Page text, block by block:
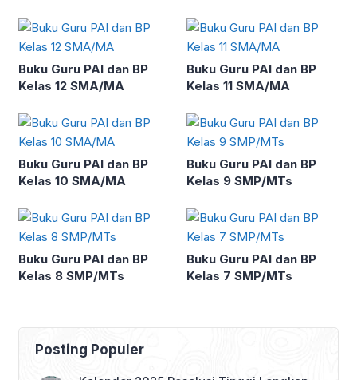
Buku Guru PAI dan BP
Kelas 12 SMA/MA
Buku Guru PAI dan BP
Kelas 11 SMA/MA
Buku Guru PAI dan BP
Kelas 10 SMA/MA
Buku Guru PAI dan BP
Kelas 9 SMP/MTs
Buku Guru PAI dan BP
Kelas 8 SMP/MTs
Buku Guru PAI dan BP
Kelas 7 SMP/MTs
Posting Populer